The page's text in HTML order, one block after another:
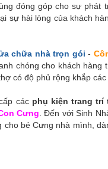
đóng góp cho sự phát
sự hài lòng của khách
chữa nhà trọn gói -
chóng cho khách hàng
có độ phủ rộng khắp
các phụ kiện trang trí
Cưng. Đến với Sinh
bé Cưng nhà mình,